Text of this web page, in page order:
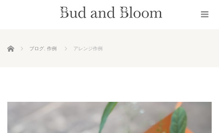
ホーム ブログ 作例 アレンジ作例